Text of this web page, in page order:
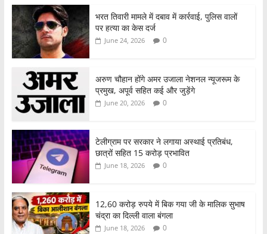
भरत तिवारी मामले में दबाव में कार्रवाई, पुलिस वालों
पर हत्या का केस दर्ज
June 24, 2026 0
अरुण चौहान होंगे अमर उजाला नेशनल न्यूजरूम के
प्रमुख, अपूर्व सहित कई और जुड़ेंगे
June 20, 2026 0
टेलीग्राम पर सरकार ने लगाया अस्थाई प्रतिबंध,
छात्रों सहित 15 करोड़ प्रभावित
June 18, 2026 0
12,60 करोड़ रुपये में बिक गया जी के मालिक सुभाष
चंद्रा का दिल्ली वाला बंगला
June 18, 2026 0